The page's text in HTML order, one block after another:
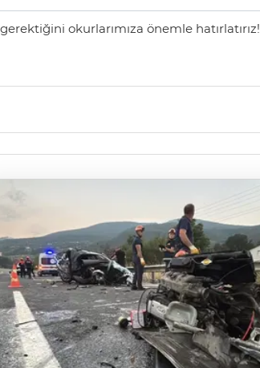
okurlarımıza önemle hatırlatırız!